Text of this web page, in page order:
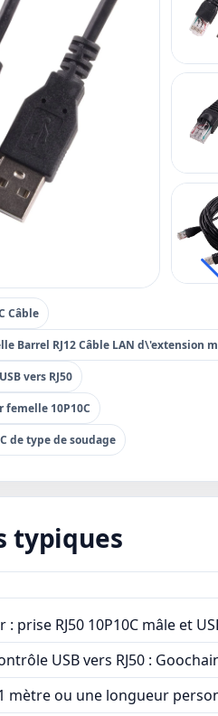
Câble
Barrel RJ12 Câble LAN d\'extension
vers RJ50
femelle 10P10C
de type de soudage
typiques
prise RJ50 10P10C mâle et
USB vers RJ50 :
mètre ou une longueur